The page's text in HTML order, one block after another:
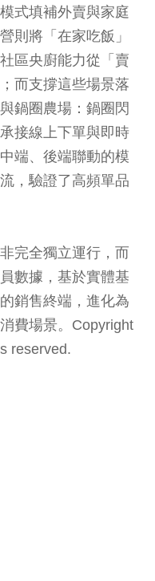
式填補外賣與家庭
則將「在家吃飯」
區央廚能力從「賣
而支撐這些場景落
鍋圈農場：鍋圈閃
接線上下單與即時
端、後端聯動的模
，驗證了高頻單品
完全獨立運行，而
數據，基於實體基
銷售終端，進化為
費場景。Copyright
reserved.